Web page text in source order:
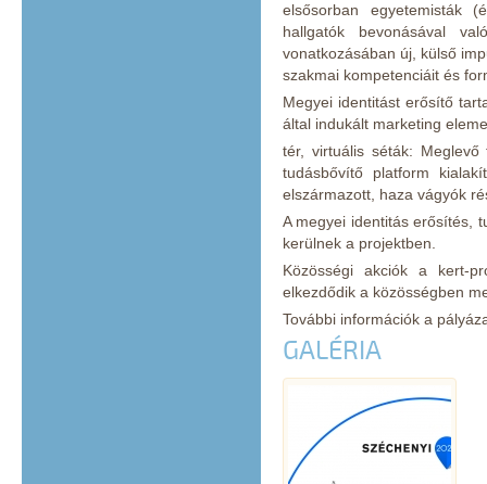
elsősorban egyetemisták
hallgatók bevonásával
vonatkozásában új, külső
szakmai kompetenciáit és
Megyei identitást erősítő
által indukált marketing
tér, virtuális séták:
tudásbővítő platform
elszármazott, haza vágyók
A megyei identitás erősítés,
kerülnek a projektben.
Közösségi akciók a kert-
elkezdődik a közösségben
További információk a
GALÉRIA